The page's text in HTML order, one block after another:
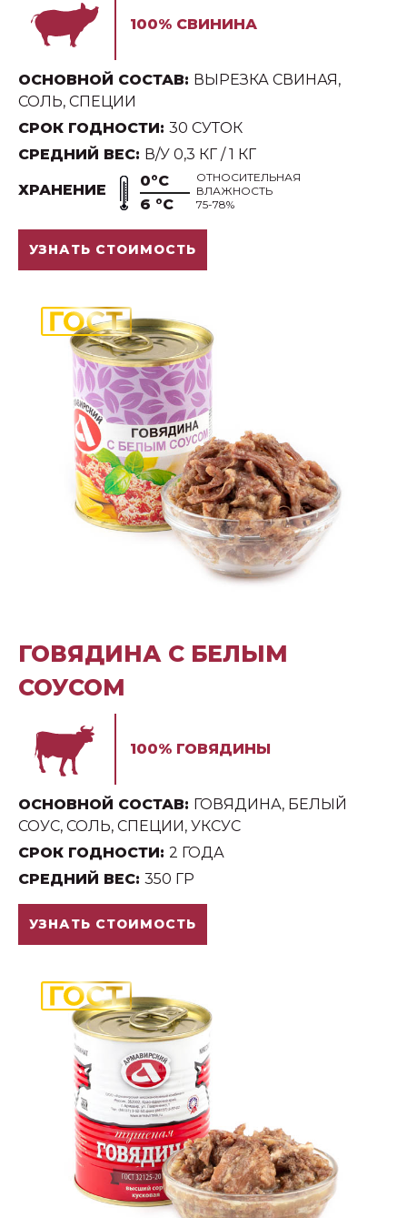
100% СВИНИНА
ОСНОВНОЙ СОСТАВ: ВЫРЕЗКА СВИНАЯ,
СОЛЬ, СПЕЦИИ
СРОК ГОДНОСТИ: 30 СУТОК
СРЕДНИЙ ВЕС: В/У 0,3 КГ / 1 КГ
ХРАНЕНИЕ
0°С
6 °С
ОТНОСИТЕЛЬНАЯ
ВЛАЖНОСТЬ
75-78%
УЗНАТЬ СТОИМОСТЬ
ГОВЯДИНА С БЕЛЫМ
СОУСОМ
100% ГОВЯДИНЫ
ОСНОВНОЙ СОСТАВ: ГОВЯДИНА, БЕЛЫЙ
СОУС, СОЛЬ, СПЕЦИИ, УКСУС
СРОК ГОДНОСТИ: 2 ГОДА
СРЕДНИЙ ВЕС: 350 ГР
УЗНАТЬ СТОИМОСТЬ